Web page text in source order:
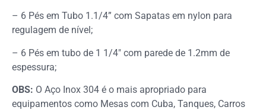
– 6 Pés em Tubo 1.1/4” com Sapatas em nylon para
regulagem de nível;
– 6 Pés em tubo de 1 1/4″ com parede de 1.2mm de
espessura;
OBS: O Aço Inox 304 é o mais apropriado para
equipamentos como Mesas com Cuba, Tanques, Carros